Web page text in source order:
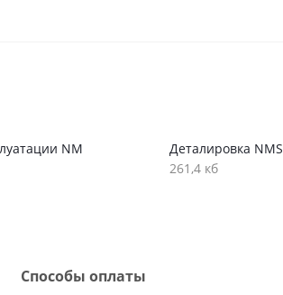
NM
Деталировка NMS
261,4 кб
Способы оплаты